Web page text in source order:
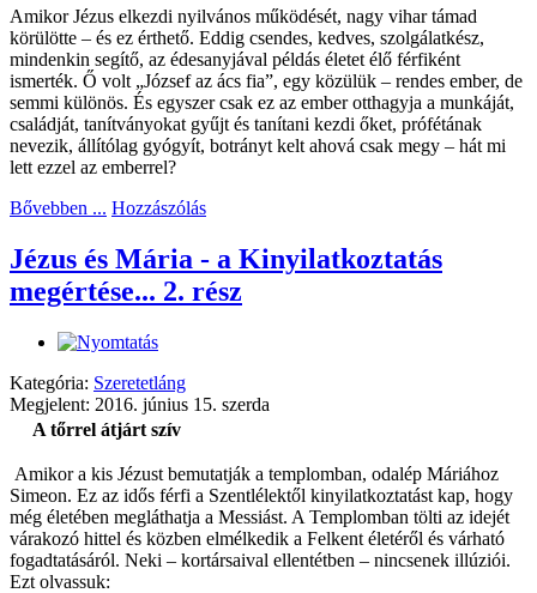
Amikor Jézus elkezdi nyilvános működését, nagy vihar támad
körülötte – és ez érthető. Eddig csendes, kedves, szolgálatkész,
mindenkin segítő, az édesanyjával példás életet élő férfiként
ismerték. Ő volt „József az ács fia”, egy közülük – rendes ember, de
semmi különös. És egyszer csak ez az ember otthagyja a munkáját,
családját, tanítványokat gyűjt és tanítani kezdi őket, prófétának
nevezik, állítólag gyógyít, botrányt kelt ahová csak megy – hát mi
lett ezzel az emberrel?
Bővebben ... Hozzászólás
Jézus és Mária - a Kinyilatkoztatás
megértése... 2. rész
Kategória: Szeretetláng
Megjelent: 2016. június 15. szerda
A tőrrel átjárt szív
Amikor a kis Jézust bemutatják a templomban, odalép Máriához
Simeon. Ez az idős férfi a Szentlélektől kinyilatkoztatást kap, hogy
még életében megláthatja a Messiást. A Templomban tölti az idejét
várakozó hittel és közben elmélkedik a Felkent életéről és várható
fogadtatásáról. Neki – kortársaival ellentétben – nincsenek illúziói.
Ezt olvassuk: